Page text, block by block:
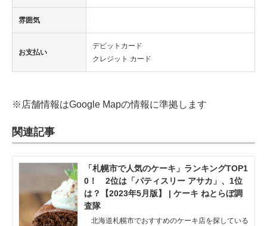
雰囲気
お支払い
デビットカード
クレジット カード
※店舗情報はGoogle Mapの情報に準拠します
関連記事
「札幌市で人気のケーキ」ランキングTOP1
0！ 2位は「パティスリー アサカ」、1位
は？【2023年5月版】 | ケーキ ねとらぼ調
査隊
北海道札幌市でおすすめのケーキ店を探している